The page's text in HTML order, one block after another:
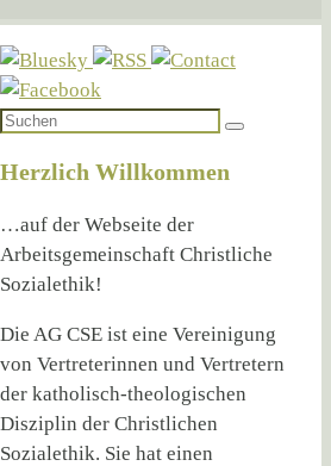
Suchen
Suchen
Herzlich Willkommen
…auf der Webseite der
Arbeitsgemeinschaft Christliche
Sozialethik!
Die AG CSE ist eine Vereinigung
von Vertreterinnen und Vertretern
der katholisch-theologischen
Disziplin der Christlichen
Sozialethik. Sie hat einen